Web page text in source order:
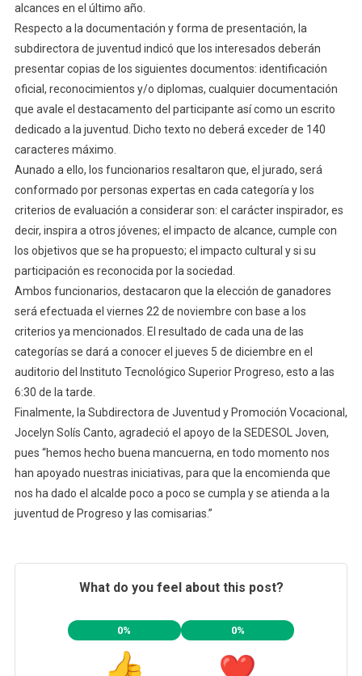
alcances en el último año.
Respecto a la documentación y forma de presentación, la
subdirectora de juventud indicó que los interesados deberán
presentar copias de los siguientes documentos: identificación
oficial, reconocimientos y/o diplomas, cualquier documentación
que avale el destacamento del participante así como un escrito
dedicado a la juventud. Dicho texto no deberá exceder de 140
caracteres máximo.
Aunado a ello, los funcionarios resaltaron que, el jurado, será
conformado por personas expertas en cada categoría y los
criterios de evaluación a considerar son: el carácter inspirador, es
decir, inspira a otros jóvenes; el impacto de alcance, cumple con
los objetivos que se ha propuesto; el impacto cultural y si su
participación es reconocida por la sociedad.
Ambos funcionarios, destacaron que la elección de ganadores
será efectuada el viernes 22 de noviembre con base a los
criterios ya mencionados. El resultado de cada una de las
categorías se dará a conocer el jueves 5 de diciembre en el
auditorio del Instituto Tecnológico Superior Progreso, esto a las
6:30 de la tarde.
Finalmente, la Subdirectora de Juventud y Promoción Vocacional,
Jocelyn Solís Canto, agradeció el apoyo de la SEDESOL Joven,
pues “hemos hecho buena mancuerna, en todo momento nos
han apoyado nuestras iniciativas, para que la encomienda que
nos ha dado el alcalde poco a poco se cumpla y se atienda a la
juventud de Progreso y las comisarias.”
What do you feel about this post?
0% 0%